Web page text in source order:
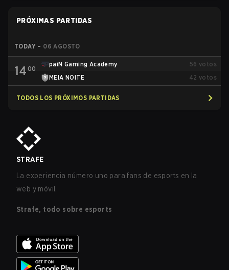
PRÓXIMAS PARTIDAS
TODAY – 06 AGOSTO
14 00
paiN Gaming Academy 56 votos
MEIA NOITE
42 votos
TODOS LOS PRÓXIMOS PARTIDAS
STRAFE
La experiencia número uno para fans de esports en la
web y móvil.
Strafe, todo sobre esports